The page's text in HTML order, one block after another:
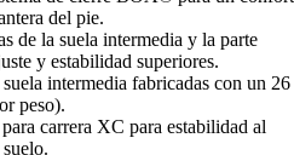
del pie.
de la suela intermedia y la parte
y estabilidad superiores.
intermedia fabricadas con un 26
peso).
carrera XC para estabilidad al